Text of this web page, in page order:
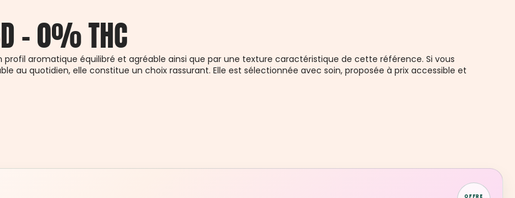
- 0% THC
profil aromatique équilibré et agréable ainsi que par une texture caractéristique de cette référence. Si vous
au quotidien, elle constitue un choix rassurant. Elle est sélectionnée avec soin, proposée à prix accessible et
OFFRE